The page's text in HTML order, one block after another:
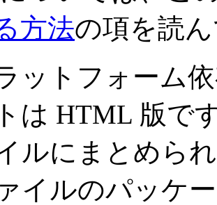
方法の項を読
ットフォーム
は HTML 版で
ルにまとめら
イルのパッケ